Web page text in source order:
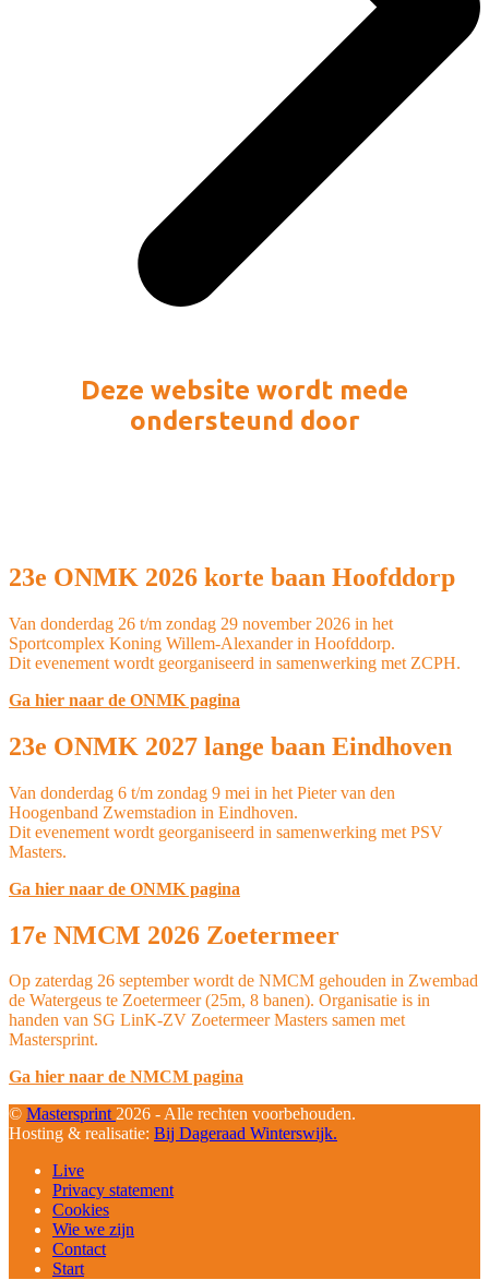
Deze website wordt mede
ondersteund door
23e ONMK 2026 korte baan Hoofddorp
Van donderdag 26 t/m zondag 29 november 2026 in het
Sportcomplex Koning Willem-Alexander in Hoofddorp.
Dit evenement wordt georganiseerd in samenwerking met ZCPH.
Ga hier naar de ONMK pagina
23e ONMK 2027 lange baan Eindhoven
Van donderdag 6 t/m zondag 9 mei in het Pieter van den
Hoogenband Zwemstadion in Eindhoven.
Dit evenement wordt georganiseerd in samenwerking met PSV
Masters.
Ga hier naar de ONMK pagina
17e NMCM 2026 Zoetermeer
Op zaterdag 26 september wordt de NMCM gehouden in Zwembad
de Watergeus te Zoetermeer (25m, 8 banen). Organisatie is in
handen van SG LinK-ZV Zoetermeer Masters samen met
Mastersprint.
Ga hier naar de NMCM pagina
© Mastersprint2026 - Alle rechten voorbehouden.
Hosting & realisatie: Bij Dageraad Winterswijk.
Live
Privacy statement
Cookies
Wie we zijn
Contact
Start